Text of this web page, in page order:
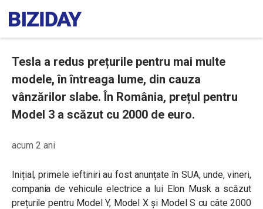
Tesla a redus prețurile pentru mai multe
modele, în întreaga lume, din cauza
vânzărilor slabe. În România, prețul pentru
Model 3 a scăzut cu 2000 de euro.
acum 2 ani
Inițial, primele ieftiniri au fost anunțate în SUA, unde, vineri,
compania de vehicule electrice a lui Elon Musk a scăzut
prețurile pentru Model Y, Model X și Model S cu câte 2000